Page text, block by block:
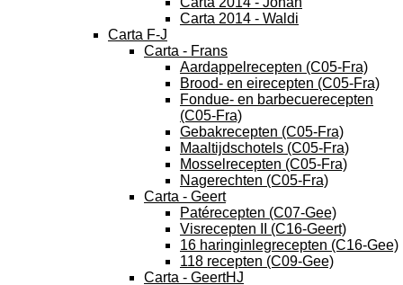
Carta 2014 - Waldi
Carta F-J
Carta - Frans
Aardappelrecepten (C05-Fra)
Brood- en eirecepten (C05-Fra)
Fondue- en barbecuerecepten
(C05-Fra)
Gebakrecepten (C05-Fra)
Maaltijdschotels (C05-Fra)
Mosselrecepten (C05-Fra)
Nagerechten (C05-Fra)
Carta - Geert
Patérecepten (C07-Gee)
Visrecepten II (C16-Geert)
16 haringinlegrecepten (C16-Gee)
118 recepten (C09-Gee)
Carta - GeertHJ